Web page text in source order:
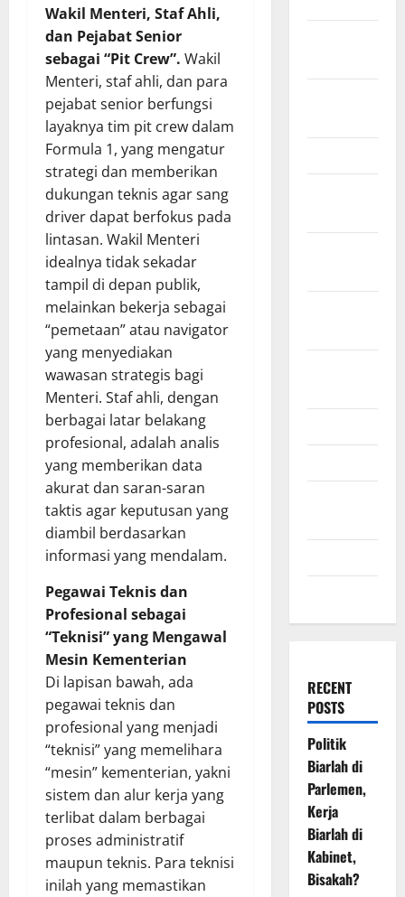
Wakil Menteri, Staf Ahli,
dan Pejabat Senior
sebagai “Pit Crew”. Wakil
Menteri, staf ahli, dan para
pejabat senior berfungsi
layaknya tim pit crew dalam
Formula 1, yang mengatur
strategi dan memberikan
dukungan teknis agar sang
driver dapat berfokus pada
lintasan. Wakil Menteri
idealnya tidak sekadar
tampil di depan publik,
melainkan bekerja sebagai
“pemetaan” atau navigator
yang menyediakan
wawasan strategis bagi
Menteri. Staf ahli, dengan
berbagai latar belakang
profesional, adalah analis
yang memberikan data
akurat dan saran-saran
taktis agar keputusan yang
diambil berdasarkan
informasi yang mendalam.
Pegawai Teknis dan
Profesional sebagai
“Teknisi” yang Mengawal
Mesin Kementerian
Di lapisan bawah, ada
pegawai teknis dan
profesional yang menjadi
“teknisi” yang memelihara
“mesin” kementerian, yakni
sistem dan alur kerja yang
terlibat dalam berbagai
proses administratif
maupun teknis. Para teknisi
inilah yang memastikan
RECENT
POSTS
Politik
Biarlah di
Parlemen,
Kerja
Biarlah di
Kabinet,
Bisakah?